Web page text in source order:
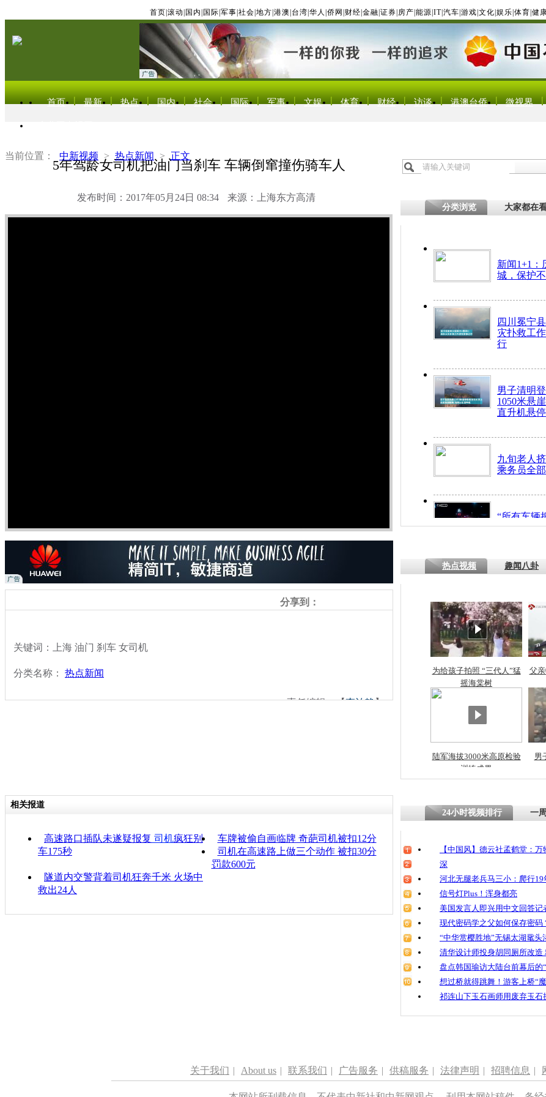
首页 滚动 国内 国际 军事 社会 地方 港澳 台湾 华人 侨网 财经 金融 证券 房产 能源 IT| 汽车 游戏 文化 娱乐 体育 健
首页 最新 热点 国内 社会 国际 军事 文娱 体育 财经 访谈 港澳台侨 微视界
当前位置： 中新视频 > 热点新闻 > 正文
5年驾龄女司机把油门当刹车 车辆倒窜撞伤骑车人
发布时间：2017年05月24日 08:34 来源：上海东方高清
分类浏览 大家都在
新闻1+1：
城，保护
四川冕宁
灾扑救工
行
男子清明
1050米悬
直升机悬
九旬老人
乘务员全
“所有车辆
开！”儿童
探访传承
俗：近万
英省亲送行
小伙骑车
崩溃 网上
四川兴文
魂
5年驾龄女
当刹车 车
骑车人
分享到：
关键词：上海 油门 刹车 女司机
分类名称： 热点新闻
责任编辑：【李泊静】
热点视频 趣闻八卦
为给孩子拍照 “三代人”猛
摇海棠树
父
陆军海拔3000米高原检验
训练成果
男
相关报道
高速路口插队未遂疑报复 司机疯狂别
车175秒
车牌被偷自画临牌 奇葩司机被扣12分
司机在高速路上做三个动作 被扣30分
罚款600元
隧道内交警背着司机狂奔千米 火场中
救出24人
24小时视频排行 一
【中国风】德云社孟鹤堂：万
深
河北无腿老兵马三小：爬行19
信号灯Plus！浑身都亮
美国发言人即兴用中文回答记
现代密码学之父如何保存密
“中华赏樱胜地”无锡太湖鼋头
清华设计师投身胡同厕所改造
盘点韩国瑜访大陆台前幕后的
想过桥就得跳舞！游客上桥“
祁连山下玉石画师用废弃玉石
关于我们 | About us | 联系我们 | 广告服务 | 供稿服务 | 法律声明 | 招聘信息 |